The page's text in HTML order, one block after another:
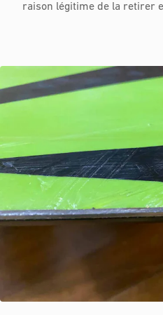
raison légitime de la retirer